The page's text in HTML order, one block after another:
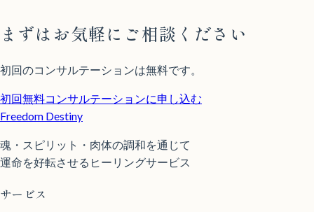
まずはお気軽にご相談ください
初回のコンサルテーションは無料です。
初回無料コンサルテーションに申し込む
Freedom Destiny
魂・スピリット・肉体の調和を通じて
運命を好転させるヒーリングサービス
サービス